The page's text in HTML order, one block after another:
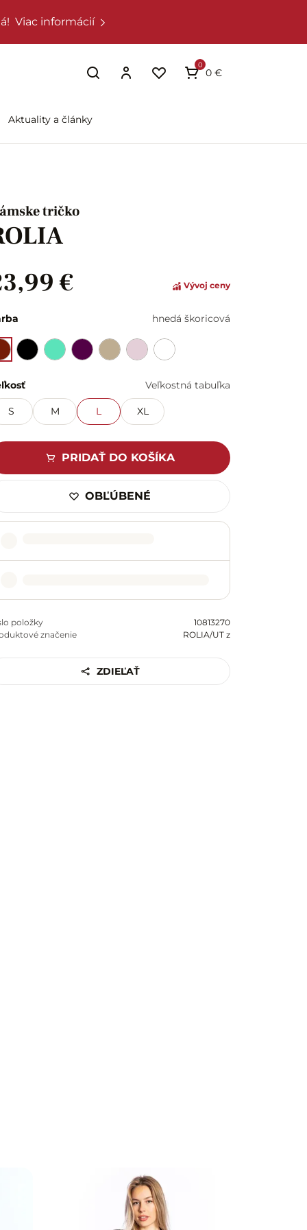
Viac informácií
0
0 €
Aktuality a články
tričko
€
Vývoj ceny
hnedá škoricová
Veľkostná tabuľka
S M L XL
PRIDAŤ DO KOŠÍKA
OBĽÚBENÉ
položky
10813270
značenie
ROLIA/UT z
ZDIEĽAŤ